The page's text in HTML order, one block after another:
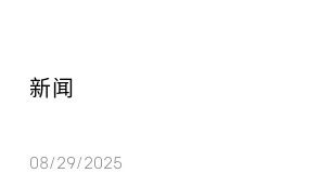
新闻
08/29/2025